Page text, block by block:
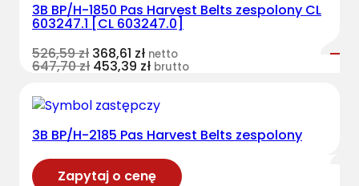
3B BP/H-1850 Pas Harvest Belts zespolony CL
603247.1 [CL 603247.0]
526,59zł 368,61 zł netto
647,70zł 453,39 zł brutto
3B BP/H-2185 Pas Harvest Belts zespolony
Zapytaj o cenę